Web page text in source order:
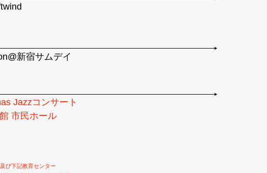
新宿サムデイ
Jazzコンサート
市民ホール
び下記教育センター